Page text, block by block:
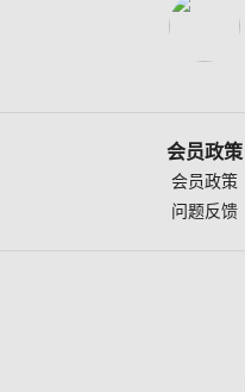
会员政策
会员政策
问题反馈